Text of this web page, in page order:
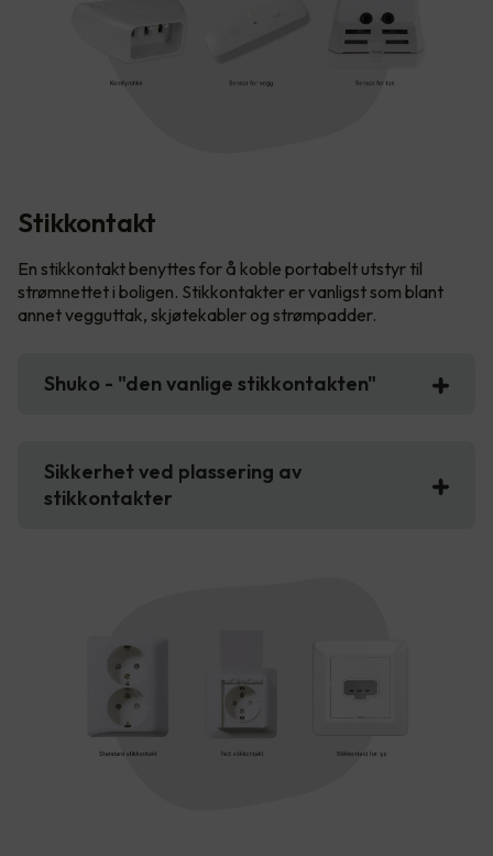
Stikkontakt
En stikkontakt benyttes for å koble portabelt utstyr til
strømnettet i boligen. Stikkontakter er vanligst som blant
annet vegguttak, skjøtekabler og strømpadder.
Shuko - "den vanlige stikkontakten"
Sikkerhet ved plassering av
stikkontakter